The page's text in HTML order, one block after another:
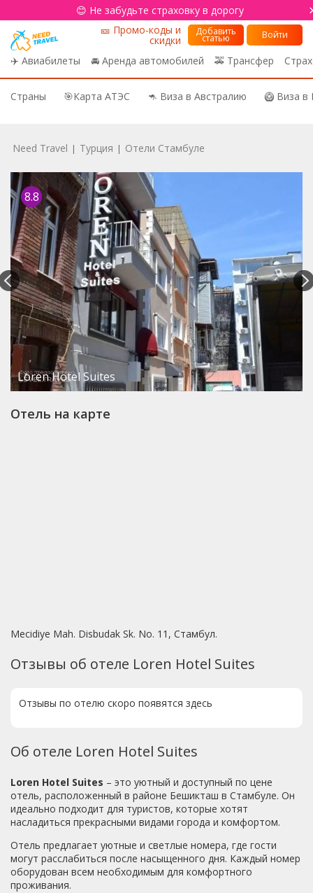
😊 Не забудьте страховку в дорогу
✈️ Авиабилеты 🚘 Аренда автомобилей 🚕 Трансфер
🎫 Промо-коды и
скидки
Добавить
статью Войти
Страны 🎯Карта АТЭС 🦘 Виза в Австралию 🥝 Виза
Need Travel | Турция | Отели Стамбуле
8.8
Loren Hotel Suites
Отель на карте
Mecidiye Mah. Disbudak Sk. No. 11, Стамбул.
Отзывы об отеле Loren Hotel Suites
Отзывы по отелю скоро появятся здесь
Об отеле Loren Hotel Suites
Loren Hotel Suites – это уютный и доступный по цене
отель, расположенный в районе Бешикташ в Стамбуле. Он
идеально подходит для туристов, которые хотят
насладиться прекрасными видами города и комфортом.
Отель предлагает уютные и светлые номера, где гости
могут расслабиться после насыщенного дня. Каждый номер
оборудован всем необходимым для комфортного
проживания.